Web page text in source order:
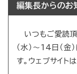
編集長からのお
いつもご愛読頂
（水）～14日（
す。ウェブサイト